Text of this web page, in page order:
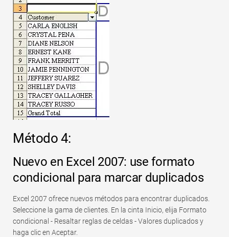
Método 4:
Nuevo en Excel 2007: use formato
condicional para marcar duplicados
Excel 2007 ofrece nuevos métodos para encontrar duplicados.
Seleccione la gama de clientes. En la cinta Inicio, elija Formato
condicional - Resaltar reglas de celdas - Valores duplicados y
haga clic en Aceptar.